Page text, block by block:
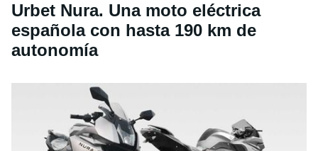
Urbet Nura. Una moto eléctrica
española con hasta 190 km de
autonomía